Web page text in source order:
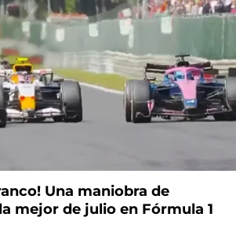
Una maniobra de
mejor de julio en Fórmula 1